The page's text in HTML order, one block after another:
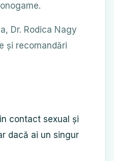
Dr. Rodica Nagy
și recomandări
contact sexual și
dacă ai un singur